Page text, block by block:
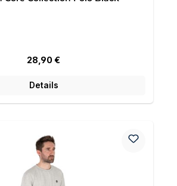
Regulärer Preis:
28,90 €
Details